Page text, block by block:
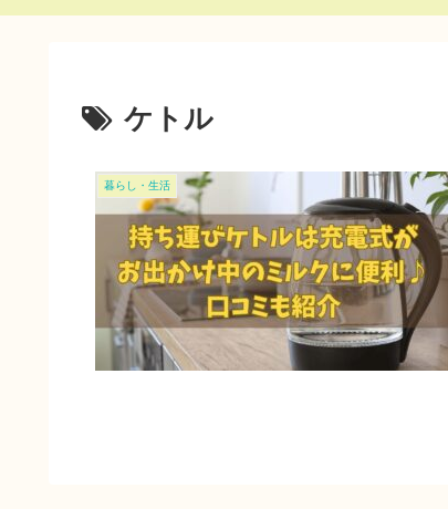
ケトル
暮らし・生活